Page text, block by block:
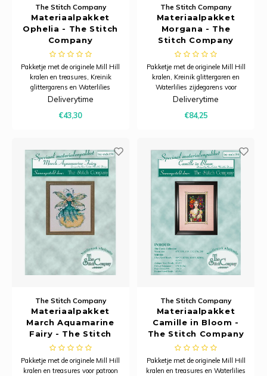
The Stitch Company
Materiaalpakket
Ophelia - The Stitch
Company
Pakketje met de originele Mill Hill
kralen en treasures, Kreinik
glittergarens en Waterlilies
zijdegarens voor patroon md-
Deliverytime
€43,30
The Stitch Company
Materiaalpakket
Morgana - The
Stitch Company
Pakketje met de originele Mill Hill
kralen, Kreinik glittergaren en
Waterlilies zijdegarens voor
patroon md-196.
Deliverytime
€84,25
The Stitch Company
Materiaalpakket
March Aquamarine
Fairy - The Stitch
Company
Pakketje met de originele Mill Hill
kralen en treasures voor patroon
The Stitch Company
Materiaalpakket
Camille in Bloom -
The Stitch Company
Pakketje met de originele Mill Hill
kralen en treasures en Waterlilies